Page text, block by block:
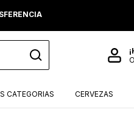
CATEGORIAS CERVEZAS